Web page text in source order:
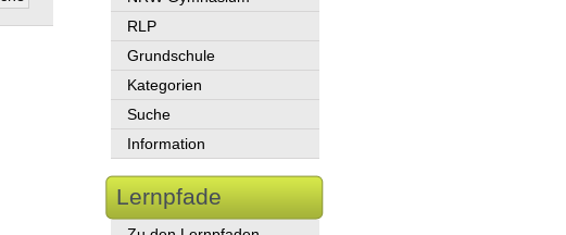
RLP
Grundschule
Kategorien
Suche
Information
Lernpfade